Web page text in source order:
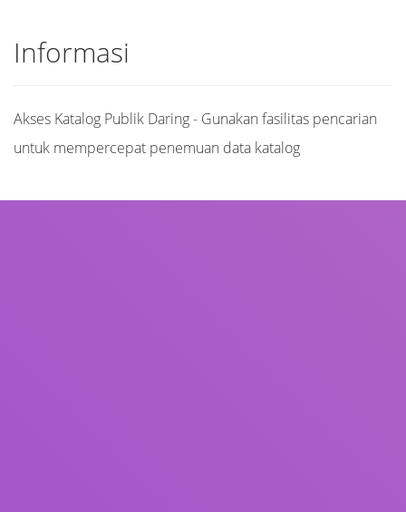
Informasi
Akses Katalog Publik Daring - Gunakan fasilitas pencarian
untuk mempercepat penemuan data katalog